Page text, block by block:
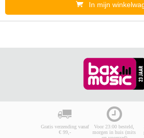
In mijn
Gratis verzending vanaf
€ 99,-
Voor 23:00 besteld,
morgen in huis (mits